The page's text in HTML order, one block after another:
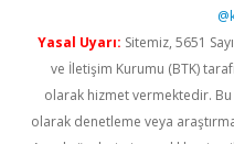
Yasal Uyarı: Sitemiz, 5651
ve İletişim Kurumu (BTK)
olarak hizmet vermektedir.
olarak denetleme veya